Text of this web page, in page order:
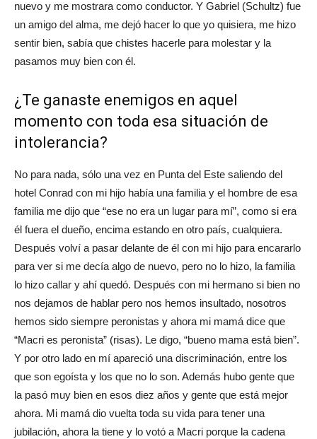
nuevo y me mostrara como conductor. Y Gabriel (Schultz) fue
un amigo del alma, me dejó hacer lo que yo quisiera, me hizo
sentir bien, sabía que chistes hacerle para molestar y la
pasamos muy bien con él.
¿Te ganaste enemigos en aquel
momento con toda esa situación de
intolerancia?
No para nada, sólo una vez en Punta del Este saliendo del
hotel Conrad con mi hijo había una familia y el hombre de esa
familia me dijo que “ese no era un lugar para mí”, como si era
él fuera el dueño, encima estando en otro país, cualquiera.
Después volví a pasar delante de él con mi hijo para encararlo
para ver si me decía algo de nuevo, pero no lo hizo, la familia
lo hizo callar y ahí quedó. Después con mi hermano si bien no
nos dejamos de hablar pero nos hemos insultado, nosotros
hemos sido siempre peronistas y ahora mi mamá dice que
“Macri es peronista” (risas). Le digo, “bueno mama está bien”.
Y por otro lado en mí apareció una discriminación, entre los
que son egoísta y los que no lo son. Además hubo gente que
la pasó muy bien en esos diez años y gente que está mejor
ahora. Mi mamá dio vuelta toda su vida para tener una
jubilación, ahora la tiene y lo votó a Macri porque la cadena